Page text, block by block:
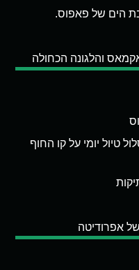
והלגונה הכחולה
טיול יומי על קו החוף
אפרודיטה